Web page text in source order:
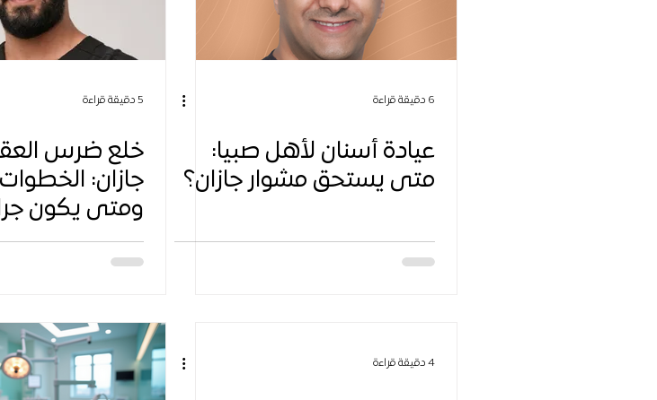
6 دقيقة قراءة
عيادة أسنان لأهل صبيا:
متى يستحق مشوار جازان؟
5 دقيقة قراءة
خلع ضرس
جازان:
ومتى يكون
4 دقيقة قراءة